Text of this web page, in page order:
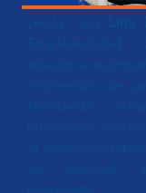
¡Hola! Soy Lina
Empleabilidad
apasiona
momentos de
facilitando
humanas y
la transición
de claridad,